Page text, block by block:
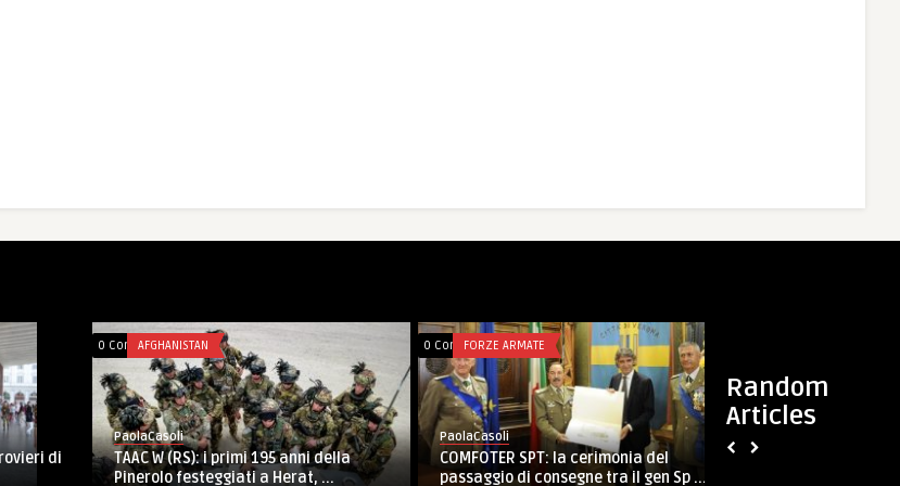
Random
Articles
di
0 CommentsAFGHANISTAN
PaolaCasoli
TAAC W (RS): i primi 195 anni della
Pinerolo festeggiati a Herat, ...
0 CommentsFORZE ARMATE
PaolaCasoli
COMFOTER SPT: la cerimonia del
passaggio di consegne tra il gen Sp ...